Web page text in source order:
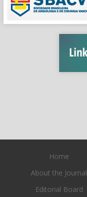
Home
About the Journal
Editorial Board